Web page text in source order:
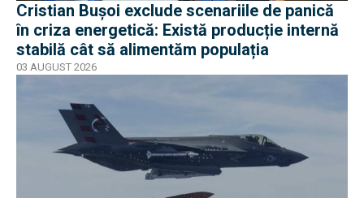
Cristian Bușoi exclude scenariile de panică
în criza energetică: Există producție internă
stabilă cât să alimentăm populația
03 AUGUST 2026